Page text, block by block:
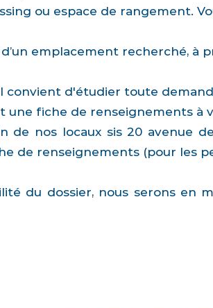
ou espace de rangement.
emplacement recherché, à
convient d'étudier toute
une fiche de renseignements à
de nos locaux sis 20 avenue
de renseignements (pour les
du dossier, nous serons en